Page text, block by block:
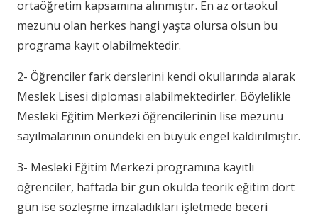
ortaöğretim kapsamına alınmıştır. En az ortaokul
mezunu olan herkes hangi yaşta olursa olsun bu
programa kayıt olabilmektedir.
2- Öğrenciler fark derslerini kendi okullarında alarak
Meslek Lisesi diploması alabilmektedirler. Böylelikle
Mesleki Eğitim Merkezi öğrencilerinin lise mezunu
sayılmalarının önündeki en büyük engel kaldırılmıştır.
3- Mesleki Eğitim Merkezi programına kayıtlı
öğrenciler, haftada bir gün okulda teorik eğitim dört
gün ise sözleşme imzaladıkları işletmede beceri